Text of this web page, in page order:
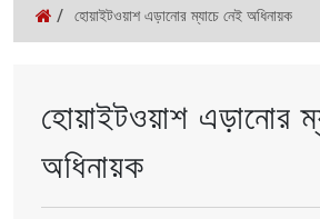
/ হোয়াইটওয়াশ এড়ানোর ম্যাচে নেই অধিনায়ক
হোয়াইটওয়াশ এড়ানোর
অধিনায়ক